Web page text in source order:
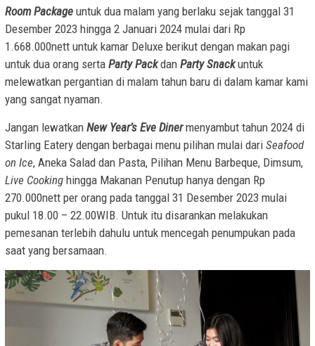
Room Package untuk dua malam yang berlaku sejak tanggal 31
Desember 2023 hingga 2 Januari 2024 mulai dari Rp
1.668.000nett untuk kamar Deluxe berikut dengan makan pagi
untuk dua orang serta Party Packdan Party Snackuntuk
melewatkan pergantian di malam tahun baru di dalam kamar kami
yang sangat nyaman.
Jangan lewatkan New Year’s Eve Dinermenyambut tahun 2024 di
Starling Eatery dengan berbagai menu pilihan mulai dari Seafood
on Ice, Aneka Salad dan Pasta, Pilihan Menu Barbeque, Dimsum,
Live Cooking hingga Makanan Penutup hanya dengan Rp
270.000nett per orang pada tanggal 31 Desember 2023 mulai
pukul 18.00 – 22.00WIB. Untuk itu disarankan melakukan
pemesanan terlebih dahulu untuk mencegah penumpukan pada
saat yang bersamaan.